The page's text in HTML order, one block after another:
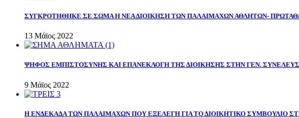
ΣΥΓΚΡΟΤΗΘΗΚΕ ΣΕ ΣΩΜΑ Η ΝΕΑ ΔΙΟΙΚΗΣΗ ΤΩΝ ΠΑΛΑΙΜΑΧΩΝ ΑΘΛΗΤΩΝ-
13 Μάϊος 2022
ΨΗΦΟΣ ΕΜΠΙΣΤΟΣΥΝΗΣ ΚΑΙ ΕΠΑΝΕΚΛΟΓΗ ΤΗΣ ΔΙΟΙΚΗΣΗΣ ΣΤΗΝ ΓΕΝ.
9 Μάϊος 2022
Η ΕΝΔΕΚΑΔΑ ΤΩΝ ΠΑΛΑΙΜΑΧΩΝ ΠΟΥ ΕΞΕΛΕΓΗ ΓΙΑ ΤΟ ΔΙΟΙΚΗΤΙΚΟ ΣΥΜΒΟΥΛΙΟ